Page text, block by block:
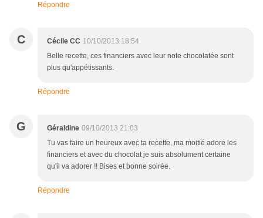
Répondre
C Cécile CC 10/10/2013 18:54
Belle recette, ces financiers avec leur note chocolatée sont
plus qu'appétissants.
Répondre
G Géraldine 09/10/2013 21:03
Tu vas faire un heureux avec ta recette, ma moitié adore les
financiers et avec du chocolat je suis absolument certaine
qu'il va adorer !! Bises et bonne soirée.
Répondre